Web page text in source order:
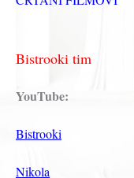
Bistrooki tim
YouTube:
Bistrooki
Nikola